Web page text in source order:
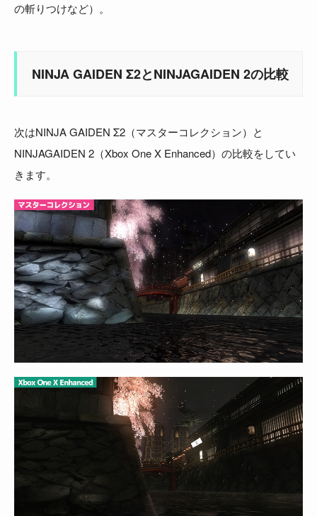
の斬りつけなど）。
NINJA GAIDEN Σ2とNINJAGAIDEN 2の比較
次はNINJA GAIDEN Σ2（マスターコレクション）と
NINJAGAIDEN 2（Xbox One X Enhanced）の比較をしてい
きます。